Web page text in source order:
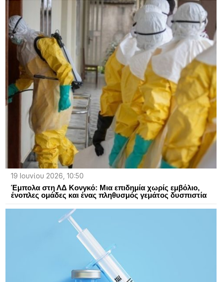
19 Ιουνίου 2026, 10:50
Έμπολα στη ΛΔ Κονγκό: Μια επιδημία χωρίς εμβόλιο,
ένοπλες ομάδες και ένας πληθυσμός γεμάτος δυσπιστία